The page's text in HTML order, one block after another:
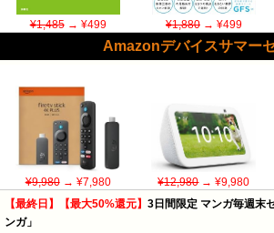
¥1,485→ ¥499 ¥1,880→ ¥499
Amazonデバイスサマー
¥9,980→ ¥7,980 ¥12,980→ ¥9,980
【最終日】【最大50%還元】 3日間限定 マンガ毎週末
ンガ」